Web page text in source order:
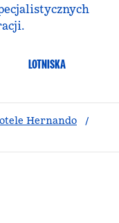
LOTNISKA
Hernando
/